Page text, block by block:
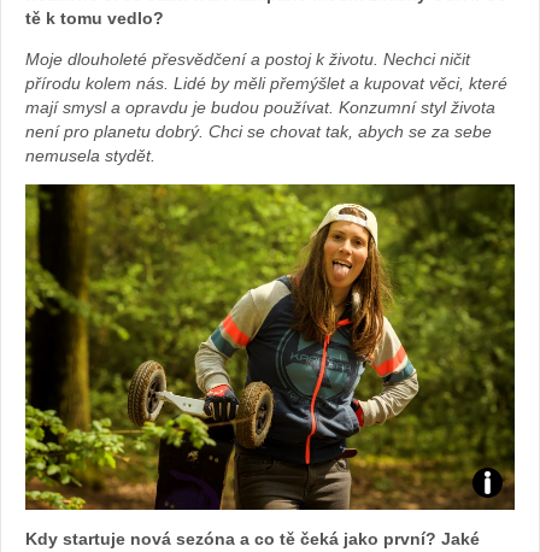
tě k tomu vedlo?
Moje dlouholeté přesvědčení a postoj k životu. Nechci ničit
přírodu kolem nás. Lidé by měli přemýšlet a kupovat věci, které
mají smysl a opravdu je budou používat. Konzumní styl života
není pro planetu dobrý. Chci se chovat tak, abych se za sebe
nemusela stydět.
Zdroj:
Kdy startuje nová sezóna a co tě čeká jako první? Jaké